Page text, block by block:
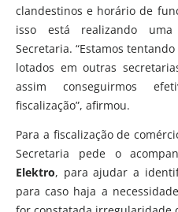
clandestinos e horário de
isso está realizando uma
Secretaria. “Estamos
lotados em outras
assim conseguirmos
fiscalização”, afirmou.
Para a fiscalização de
Secretaria pede o
Elektro, para ajudar a
para caso haja a